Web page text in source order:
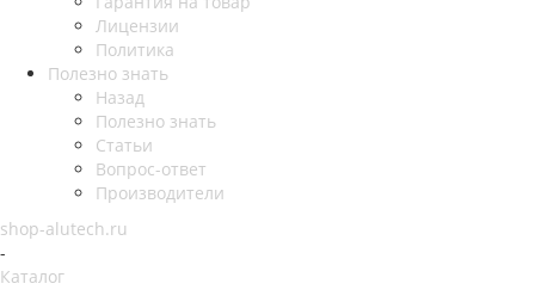
Лицензии
Политика
Полезно знать
Назад
Полезно знать
Статьи
Вопрос-ответ
Производители
shop-alutech.ru
-
Каталог